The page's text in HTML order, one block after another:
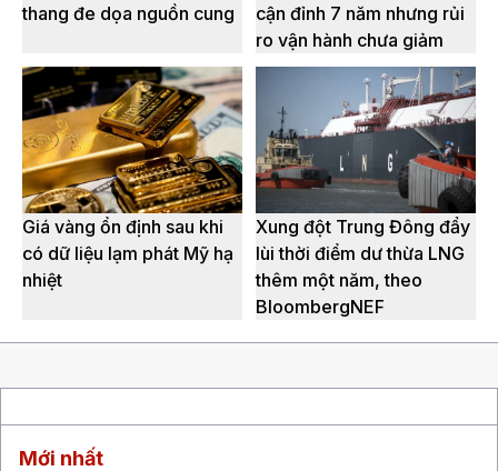
thang đe dọa nguồn cung
cận đỉnh 7 năm nhưng rủi
ro vận hành chưa giảm
Giá vàng ổn định sau khi
có dữ liệu lạm phát Mỹ hạ
nhiệt
Xung đột Trung Đông đẩy
lùi thời điểm dư thừa LNG
thêm một năm, theo
BloombergNEF
Mới nhất